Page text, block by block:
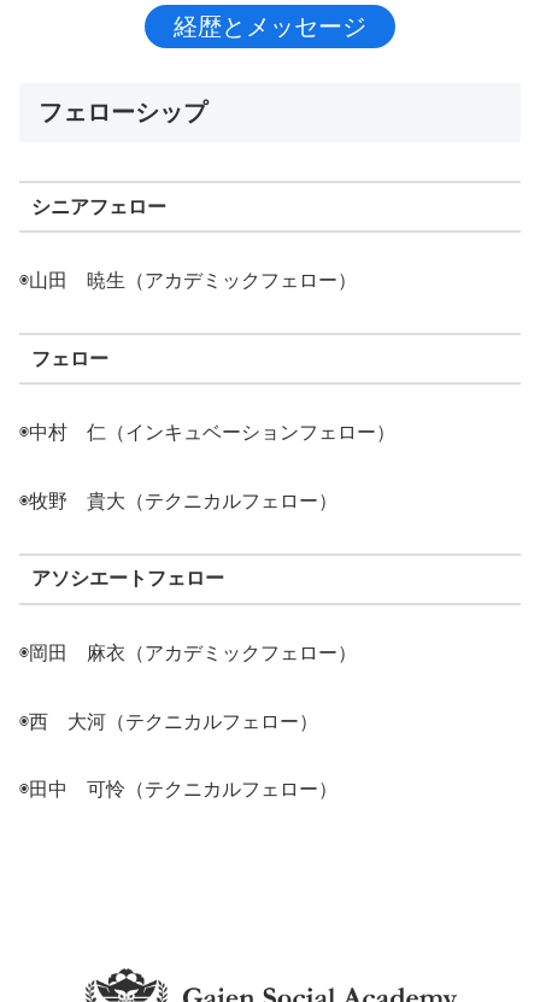
経歴とメッセージ
フェローシップ
シニアフェロー
◉山田 暁生（アカデミックフェロー）
フェロー
◉中村 仁（インキュベーションフェロー）
◉牧野 貴大（テクニカルフェロー）
アソシエートフェロー
◉岡田 麻衣（アカデミックフェロー）
◉西 大河（テクニカルフェロー）
◉田中 可怜（テクニカルフェロー）